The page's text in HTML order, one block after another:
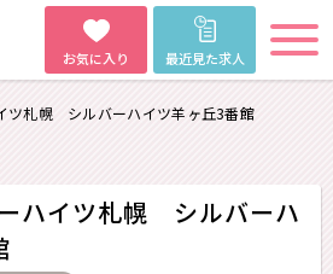
お気に入り 最近見た求人
ツ札幌 シルバーハイツ羊ヶ丘3番館
ハイツ札幌 シルバーハ